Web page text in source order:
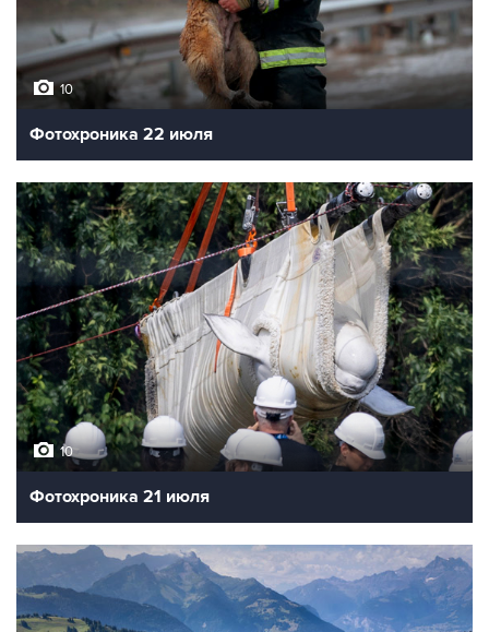
10
Фотохроника 22 июля
10
Фотохроника 21 июля